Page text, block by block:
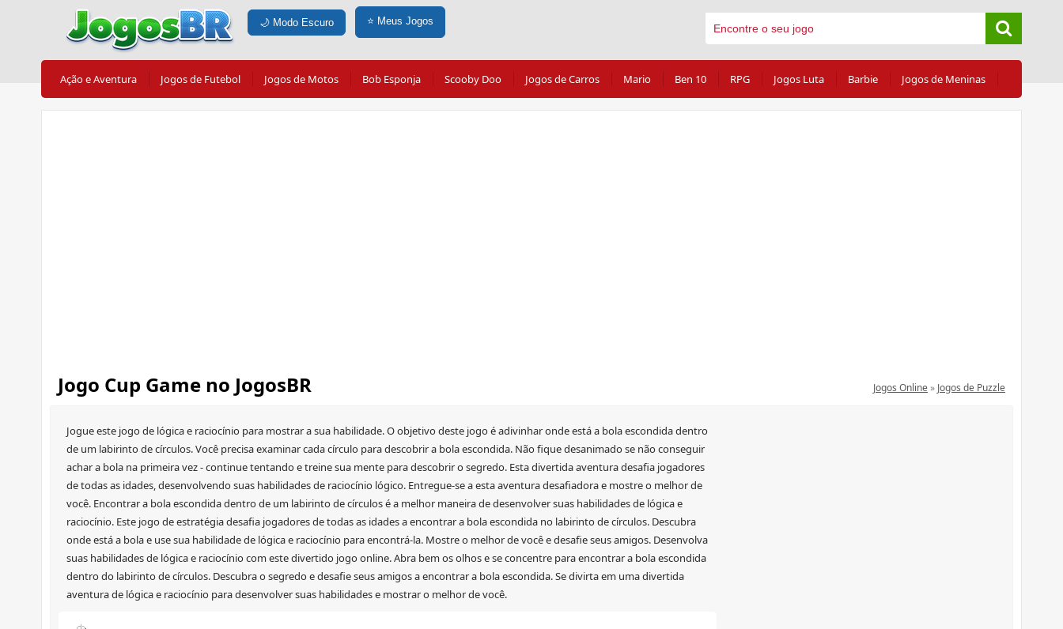
🌙 Modo Escuro ⭐ Meus Jogos
Ação e Aventura Jogos de Futebol Jogos de Motos Bob Esponja Scooby Doo Jogos de Carros Mario Ben 10 RPG Jogos Luta Barbie Jogos de Meninas
Jogo Cup Game no JogosBR Jogos Online» Jogos de Puzzle
Jogue este jogo de lógica e raciocínio para mostrar a sua habilidade. O objetivo deste jogo é adivinhar onde está a bola escondida dentro
de um labirinto de círculos. Você precisa examinar cada círculo para descobrir a bola escondida. Não fique desanimado se não conseguir
achar a bola na primeira vez - continue tentando e treine sua mente para descobrir o segredo. Esta divertida aventura desafia jogadores
de todas as idades, desenvolvendo suas habilidades de raciocínio lógico. Entregue-se a esta aventura desafiadora e mostre o melhor de
você. Encontrar a bola escondida dentro de um labirinto de círculos é a melhor maneira de desenvolver suas habilidades de lógica e
raciocínio. Este jogo de estratégia desafia jogadores de todas as idades a encontrar a bola escondida no labirinto de círculos. Descubra
onde está a bola e use sua habilidade de lógica e raciocínio para encontrá-la. Mostre o melhor de você e desafie seus amigos. Desenvolva
suas habilidades de lógica e raciocínio com este divertido jogo online. Abra bem os olhos e se concentre para encontrar a bola escondida
dentro do labirinto de círculos. Descubra o segredo e desafie seus amigos a encontrar a bola escondida. Se divirta em uma divertida
aventura de lógica e raciocínio para desenvolver suas habilidades e mostrar o melhor de você.